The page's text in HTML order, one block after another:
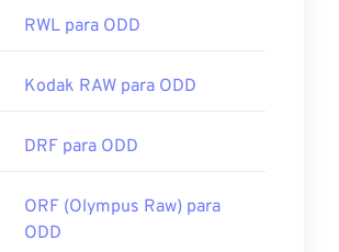
RWL para ODD
Kodak RAW para ODD
DRF para ODD
ORF (Olympus Raw) para
ODD